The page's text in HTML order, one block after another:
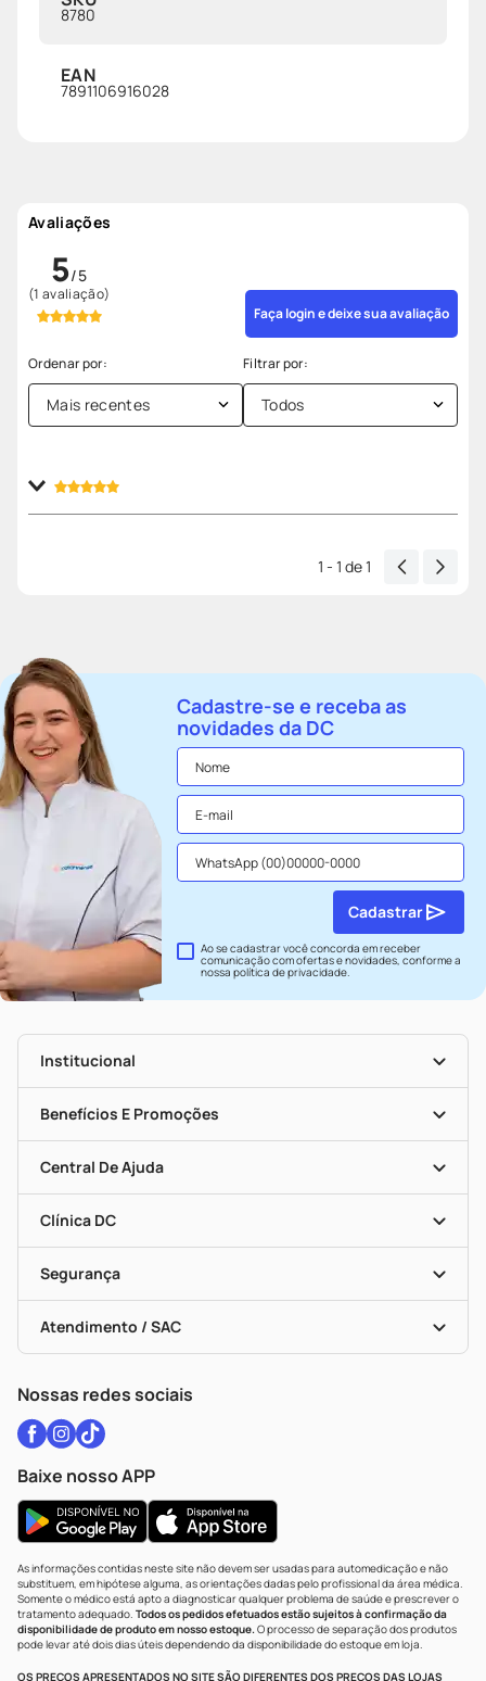
8780
EAN
7891106916028
Avaliações
5
(1 avaliação)
Faça login e deixe sua avaliação
Mais recentes Todos
Enviado1 ano atrás porvaleria capelari Silva
1 - 1 de1
Cadastre-se e receba as
novidades da DC
Ao se cadastrar você concorda em receber
comunicação com ofertas e novidades, conforme a
nossapolítica de privacidade.
Cadastrar
Institucional
História
Nossas Lojas
Seja Uma Loja Parceira
Mapa De Categorias
Benefícios E Promoções
Clube DC
Convênios
Programa Popular Do Brasil
Encarte De Ofertas
Dermaclub
Cupons E Ofertas
Black Friday
Central De Ajuda
Entrega
Recompra Programada
Alomed
Formas De Pagamento
Troca E Devolução
Bulas De A A Z
Políticas De Marketplace
Clínica DC
Vacinas
Serviços Farmacêuticos
Testes Rápidos
Autoteste Covid-19
Vacinas
Segurança
Certificado De Segurança
Portal Da Privacidade
Atendimento / SAC
WhatsApp (47) 9202-1687
Nossas redes sociais
Baixe nosso APP
As informações contidas neste site não devem ser usadas para automedicação e não
substituem, em hipótese alguma, as orientações dadas pelo profissional da área médica.
Somente o médico está apto a diagnosticar qualquer problema de saúde e prescrever o
tratamento adequado. Todos os pedidos efetuados estão sujeitos à confirmação da
disponibilidade de produto em nosso estoque.O processo de separação dos produtos
pode levar até dois dias úteis dependendo da disponibilidade do estoque em loja.
OS PREÇOS APRESENTADOS NO SITE SÃO DIFERENTES DOS PREÇOS DAS LOJAS